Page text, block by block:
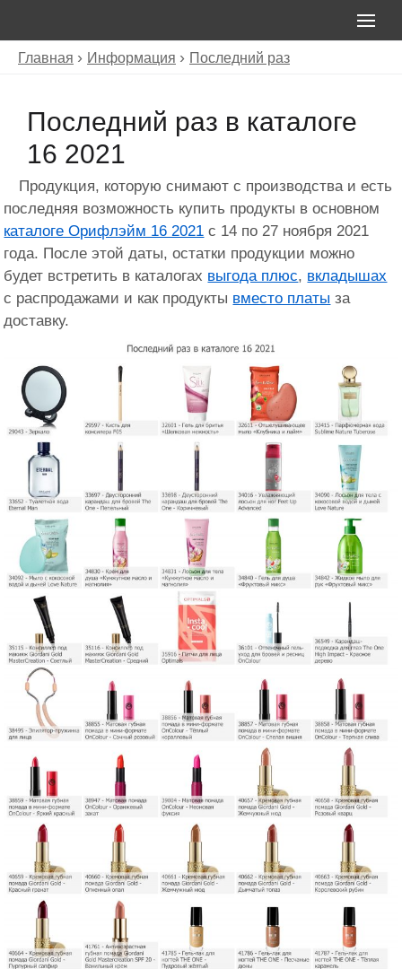
Главная Информация Последний раз
Последний раз в каталоге
16 2021
Продукция, которую снимают с производства и есть
последняя возможность купить продукты в основном
каталоге Орифлэйм 16 2021 с 14 по 27 ноября 2021
года. После этой даты, остатки продукции можно
будет встретить в каталогах выгода плюс, вкладышах
с распродажами и как продукты вместо платы за
доставку.